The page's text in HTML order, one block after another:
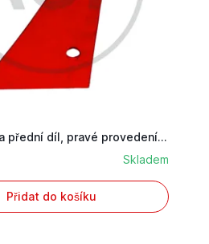
Odhrnovačka přední díl, pravé provedení, včetn...
Skladem
Přidat do košíku